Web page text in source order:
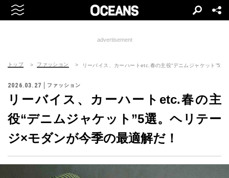
advertisement
トップ ファッション リーバイス、カーハートetc.春の主役“デニムジャケット”5
2026.03.27 ファッション
リーバイス、カーハートetc.春の主
役“デニムジャケット”5選。ヘリテー
ジ×モダンが今季の最適解だ！